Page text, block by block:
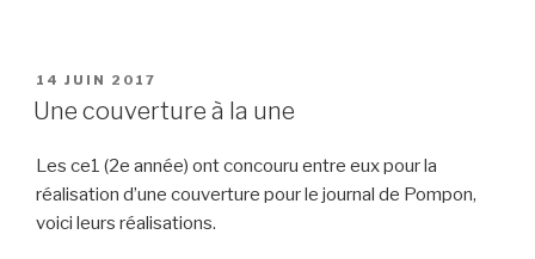
PUBLIÉ
LE
14 JUIN 2017
Une couverture à la une
Les ce1 (2e année) ont concouru entre eux pour la
réalisation d’une couverture pour le journal de Pompon,
voici leurs réalisations.